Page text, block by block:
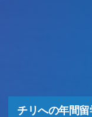
チリへの年間留
チリへの年間留